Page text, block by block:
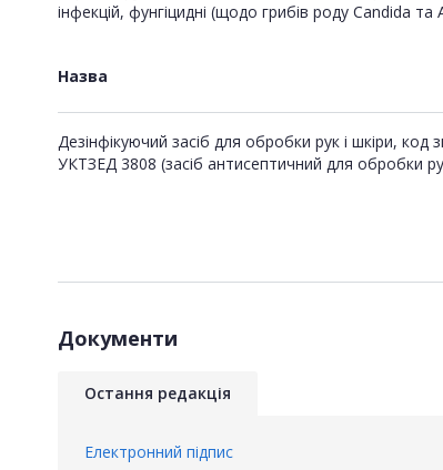
інфекцій, фунгіцидні (щодо грибів роду Candida та
Назва
Дезінфікуючий засіб для обробки рук і шкіри, код
УКТЗЕД 3808 (засіб антисептичний для обробки
Документи
Остання редакція
Електронний підпис